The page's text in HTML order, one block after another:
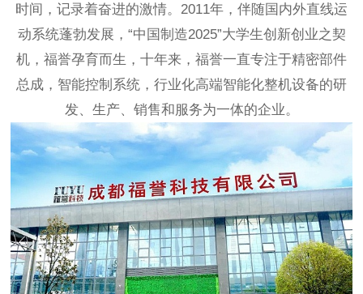
时间，记录着奋进的激情。2011年，伴随国内外直线运
动系统蓬勃发展，“中国制造2025”大学生创新创业之契
机，福誉孕育而生，十年来，福誉一直专注于精密部件
总成，智能控制系统，行业化高端智能化整机设备的研
发、生产、销售和服务为一体的企业。